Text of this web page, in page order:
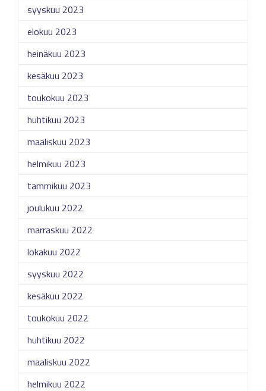
syyskuu 2023
elokuu 2023
heinäkuu 2023
kesäkuu 2023
toukokuu 2023
huhtikuu 2023
maaliskuu 2023
helmikuu 2023
tammikuu 2023
joulukuu 2022
marraskuu 2022
lokakuu 2022
syyskuu 2022
kesäkuu 2022
toukokuu 2022
huhtikuu 2022
maaliskuu 2022
helmikuu 2022